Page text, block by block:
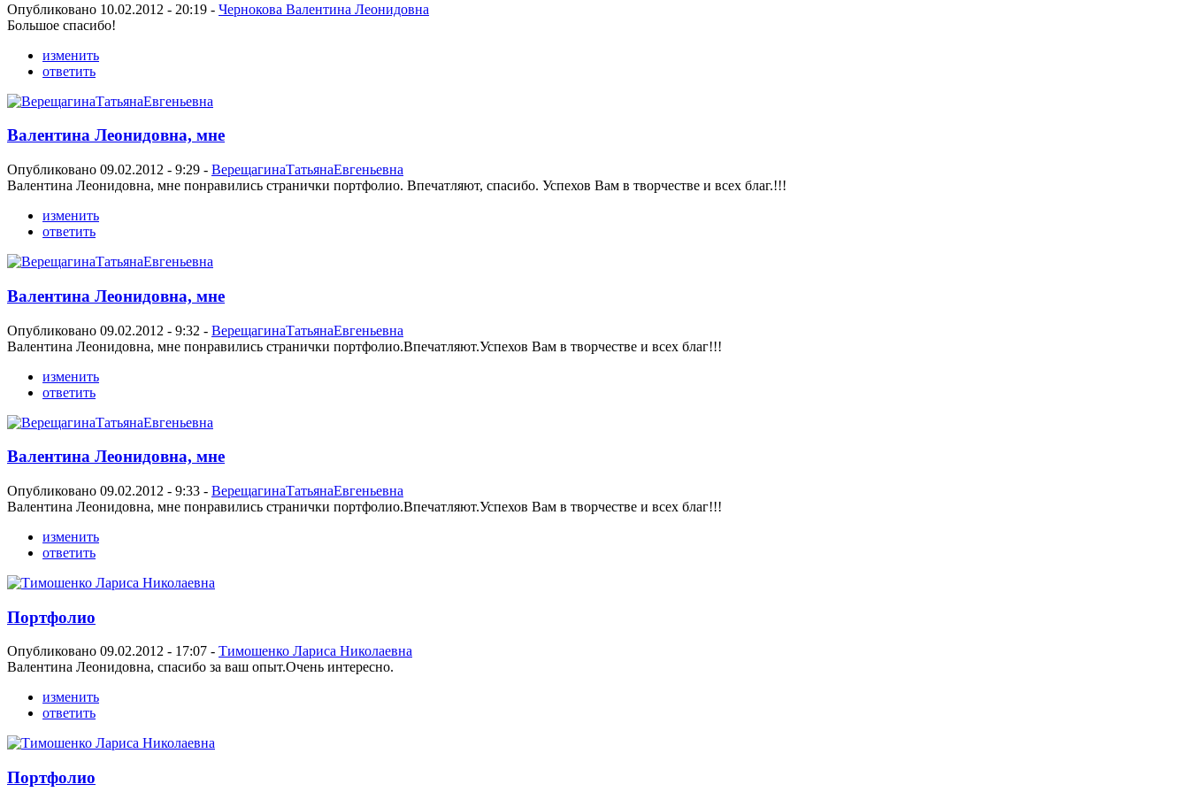
Опубликовано 10.02.2012 - 20:19 - Чернокова Валентина Леонидовна
Большое спасибо!
изменить
ответить
Валентина Леонидовна, мне
Опубликовано 09.02.2012 - 9:29 - ВерещагинаТатьянаЕвгеньевна
Валентина Леонидовна, мне понравились странички портфолио. Впечатляют, спасибо. Успехов Вам в творчестве и всех благ.!!!
изменить
ответить
Валентина Леонидовна, мне
Опубликовано 09.02.2012 - 9:32 - ВерещагинаТатьянаЕвгеньевна
Валентина Леонидовна, мне понравились странички портфолио.Впечатляют.Успехов Вам в творчестве и всех благ!!!
изменить
ответить
Валентина Леонидовна, мне
Опубликовано 09.02.2012 - 9:33 - ВерещагинаТатьянаЕвгеньевна
Валентина Леонидовна, мне понравились странички портфолио.Впечатляют.Успехов Вам в творчестве и всех благ!!!
изменить
ответить
Портфолио
Опубликовано 09.02.2012 - 17:07 - Тимошенко Лариса Николаевна
Валентина Леонидовна, спасибо за ваш опыт.Очень интересно.
изменить
ответить
Портфолио